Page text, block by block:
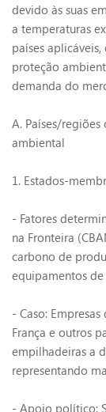
devido às suas
a temperaturas
países
proteção
demanda do
A. Países/
ambiental
1. Estados-
- Fatores
na Fronteira
carbono de
equipamentos
- Caso:
França e outros
empilhadeiras a
representando
- Apoio político: